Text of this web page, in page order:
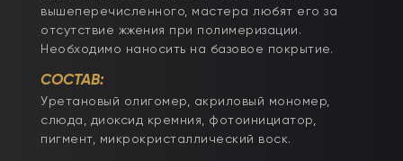
вышеперечисленного, мастера любят его за
отсутствие жжения при полимеризации.
Необходимо наносить на базовое покрытие.
СОСТАВ:
Уретановый олигомер, акриловый мономер,
слюда, диоксид кремния, фотоинициатор,
пигмент, микрокристаллический воск.